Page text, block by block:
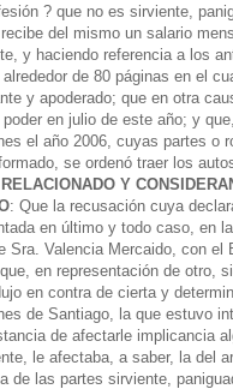
? que no es sirviente,
del mismo un salario
y haciendo referencia a los
alrededor de 80 páginas en el
y apoderado; que en otra
poder en julio de este año; y
el año 2006, cuyas partes o
se ordenó traer los
Y
: Que la recusación cuya
en último y todo caso, en
Sra. Valencia Mercaido, con
en representación de otro,
en contra de cierta y
de Santiago, la que estuvo
de afectarle implicancia
le afectaba, a saber, la del
de las partes sirviente,